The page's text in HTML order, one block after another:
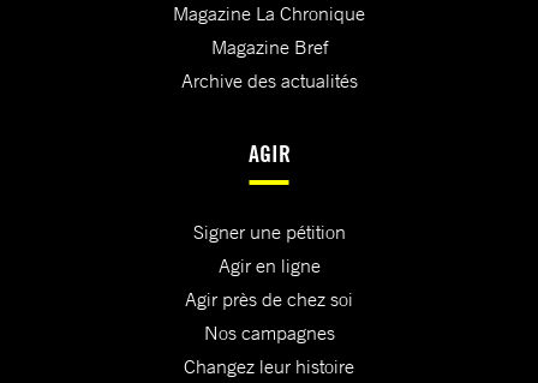
Magazine La Chronique
Magazine Bref
Archive des actualités
AGIR
Signer une pétition
Agir en ligne
Agir près de chez soi
Nos campagnes
Changez leur histoire